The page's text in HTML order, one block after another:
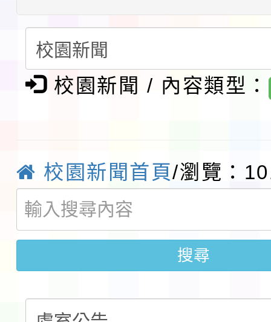
童軍小隊長訓練營活動
檢送「桃園市115學年
賽實施要點」1份
本市「115學年度學生
程安排一案
「桃園市補助參觀特色
026 ART TAIPEI臺北
會」之「藝術教育日」
本校115學年度第1學
第2次招考代課鐘點教
告(採1次公告分次招考)
115 年度兒童課後照顧
0 小時業訓練課程
轉知本市體育總會划船
「115年桃園市運動會
錦標賽」海洋艇及
「114-115年度
計畫」公費接種對象擴
115學年度迎新活動暨
校園新聞 / 內容類型：
校園新聞首頁/瀏覽：
搜尋